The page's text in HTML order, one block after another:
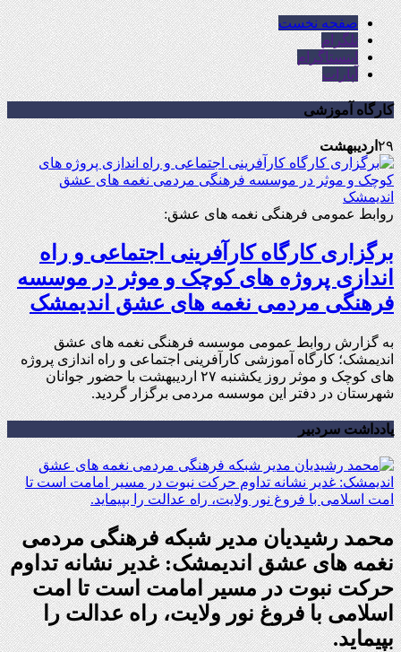
صفحه نخست
تلگرام
اینستاگرام
آپارات
کارگاه آموزشی
۲۹اردیبهشت
روابط عمومی فرهنگی نغمه های عشق:
برگزاری کارگاه کارآفرینی اجتماعی و راه
اندازی پروژه های کوچک و موثر در موسسه
فرهنگی مردمی نغمه های عشق اندیمشک
به گزارش روابط عمومی موسسه فرهنگی نغمه های عشق
اندیمشک؛ کارگاه آموزشی کارآفرینی اجتماعی و راه اندازی پروژه
های کوچک و موثر روز یکشنبه ۲۷ اردیبهشت با حضور جوانان
شهرستان در دفتر این موسسه مردمی برگزار گردید.
یادداشت سردبیر
محمد رشیدیان مدیر شبکه فرهنگی مردمی
نغمه های عشق اندیمشک: غدیر نشانه تداوم
حرکت نبوت در مسیر امامت است تا امت
اسلامی با فروغ نور ولایت، راه عدالت را
بپیماید.